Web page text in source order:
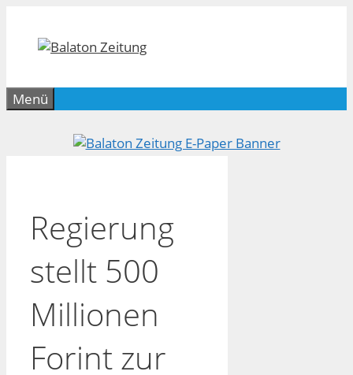
springen
Menü
Regierung
stellt 500
Millionen
Forint zur